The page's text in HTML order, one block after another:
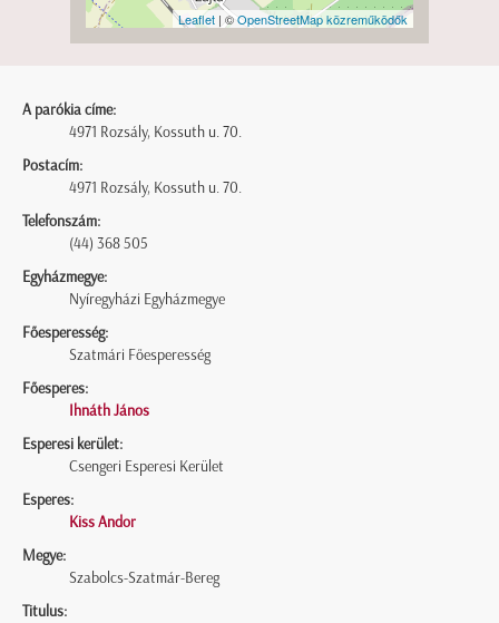
Leaflet | ©OpenStreetMap közreműködők
A parókia címe:
4971 Rozsály, Kossuth u. 70.
Postacím:
4971 Rozsály, Kossuth u. 70.
Telefonszám:
(44) 368 505
Egyházmegye:
Nyíregyházi Egyházmegye
Főesperesség:
Szatmári Főesperesség
Főesperes:
Ihnáth János
Esperesi kerület:
Csengeri Esperesi Kerület
Esperes:
Kiss Andor
Megye:
Szabolcs-Szatmár-Bereg
Titulus: